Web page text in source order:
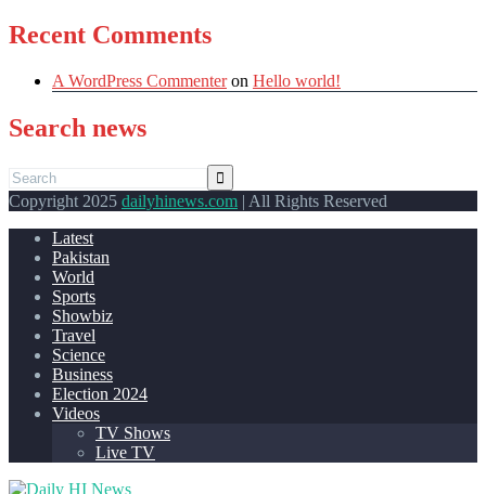
Recent Comments
A WordPress Commenteron Hello world!
Search news
Copyright 2025 dailyhinews.com | All Rights Reserved
Latest
Pakistan
World
Sports
Showbiz
Travel
Science
Business
Election 2024
Videos
TV Shows
Live TV